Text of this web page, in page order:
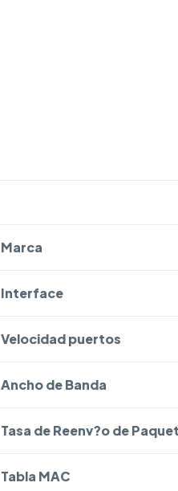
Marca
Interface
Velocidad puertos
Ancho de Banda
Tasa de Reenv?o de
Tabla MAC